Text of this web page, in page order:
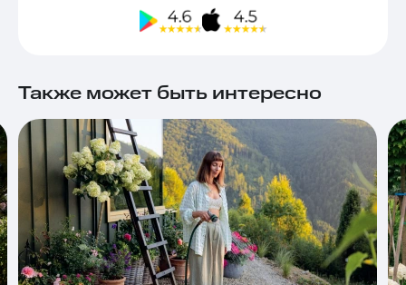
Также может быть интересно